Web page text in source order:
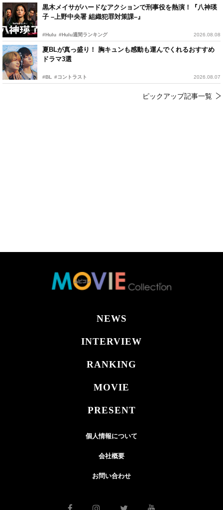
黒木メイサがハードなアクションで刑事役を熱演！『八神瑛
子 –上野中央署 組織犯罪対策課–』
#Hulu #Hulu週間ランキング 2026.08.08
夏BLが真っ盛り！ 胸キュンも感動も運んでくれるおすすめ
ドラマ3選
#BL #コントラスト 2026.08.07
ピックアップ記事一覧
NEWS
INTERVIEW
RANKING
MOVIE
PRESENT
個人情報について
会社概要
お問い合わせ